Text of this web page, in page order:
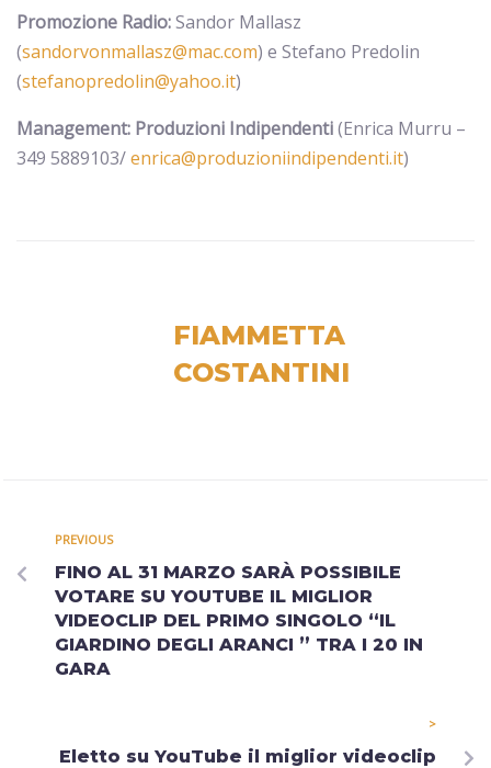
Promozione Radio:Sandor Mallasz
(sandorvonmallasz@mac.com) e Stefano Predolin
(stefanopredolin@yahoo.it)
Management: Produzioni Indipendenti(Enrica Murru –
349 5889103/enrica@produzioniindipendenti.it)
FIAMMETTA
COSTANTINI
PREVIOUS
FINO AL 31 MARZO SARÀ POSSIBILE
VOTARE SU YOUTUBE IL MIGLIOR
VIDEOCLIP DEL PRIMO SINGOLO “IL
GIARDINO DEGLI ARANCI ” TRA I 20 IN
GARA
>
Eletto su YouTube il miglior videoclip